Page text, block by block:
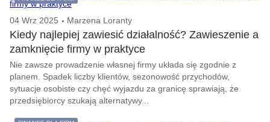
04 Wrz 2025 Marzena Loranty
Kiedy najlepiej zawiesić działalność? Zawieszenie a
zamknięcie firmy w praktyce
Nie zawsze prowadzenie własnej firmy układa się zgodnie z
planem. Spadek liczby klientów, sezonowość przychodów,
sytuacje osobiste czy chęć wyjazdu za granicę sprawiają, że
przedsiębiorcy szukają alternatywy...